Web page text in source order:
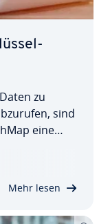
zu
sind
eine
Mehr lesen